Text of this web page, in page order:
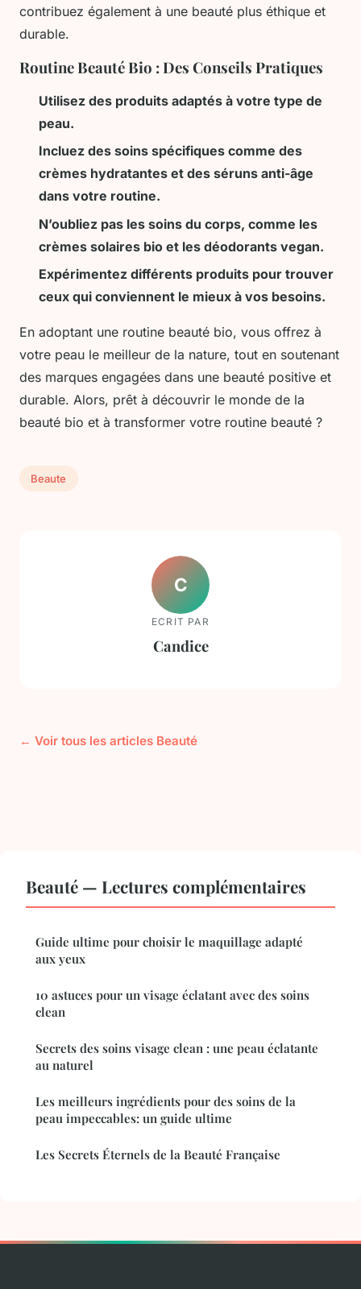
contribuez également à une beauté plus éthique et
durable.
Routine Beauté Bio : Des Conseils Pratiques
Utilisez des produits adaptés à votre type de
peau.
Incluez des soins spécifiques comme des
crèmes hydratantes et des séruns anti-âge
dans votre routine.
N’oubliez pas les soins du corps, comme les
crèmes solaires bio et les déodorants vegan.
Expérimentez différents produits pour trouver
ceux qui conviennent le mieux à vos besoins.
En adoptant une routine beauté bio, vous offrez à
votre peau le meilleur de la nature, tout en soutenant
des marques engagées dans une beauté positive et
durable. Alors, prêt à découvrir le monde de la
beauté bio et à transformer votre routine beauté ?
Beaute
C
ECRIT PAR
Candice
← Voir tous les articles Beauté
Beauté — Lectures complémentaires
Guide ultime pour choisir le maquillage adapté
aux yeux
10 astuces pour un visage éclatant avec des soins
clean
Secrets des soins visage clean : une peau éclatante
au naturel
Les meilleurs ingrédients pour des soins de la
peau impeccables: un guide ultime
Les Secrets Éternels de la Beauté Française